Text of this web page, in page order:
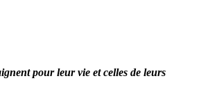
pour leur vie et celles de leurs